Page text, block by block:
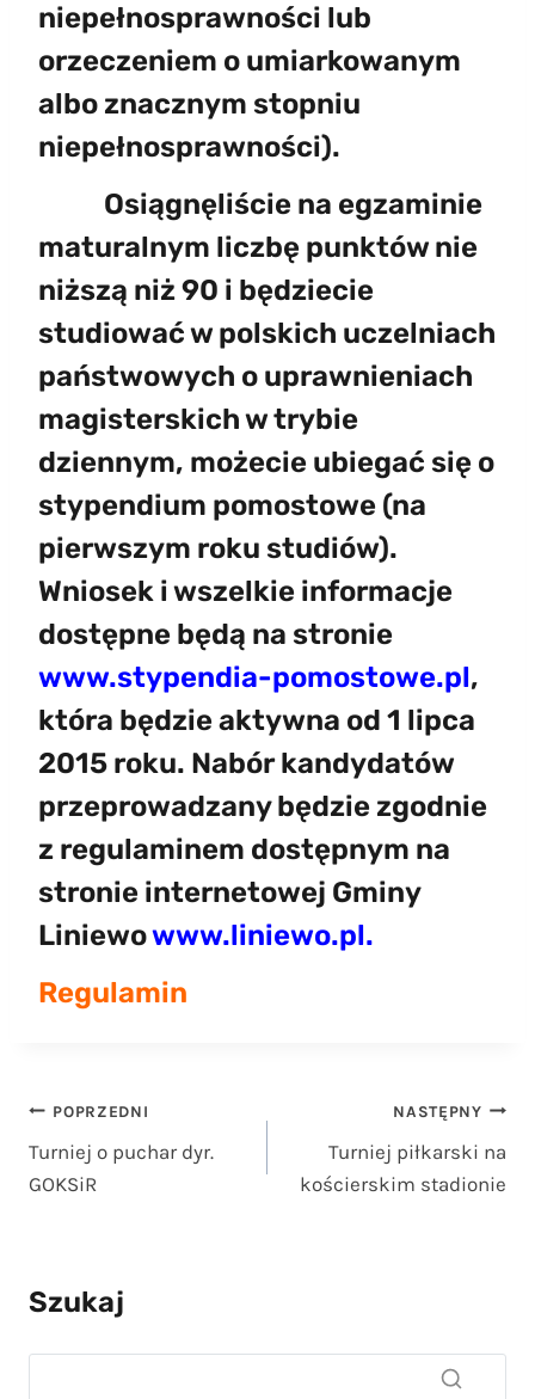
niepełnosprawności lub
orzeczeniem o umiarkowanym
albo znacznym stopniu
niepełnosprawności).
Osiągnęliście na egzaminie
maturalnym liczbę punktów nie
niższą niż 90 i będziecie
studiować w polskich uczelniach
państwowych o uprawnieniach
magisterskich w trybie
dziennym, możecie ubiegać się o
stypendium pomostowe (na
pierwszym roku studiów).
Wniosek i wszelkie informacje
dostępne będą na stronie
www.stypendia-pomostowe.pl,
która będzie aktywna od 1 lipca
2015 roku. Nabór kandydatów
przeprowadzany będzie zgodnie
z regulaminem dostępnym na
stronie internetowej Gminy
Liniewowww.liniewo.pl.
Regulamin
Nawigacja
wpisu
POPRZEDNI
Turniej o puchar dyr.
GOKSiR
NASTĘPNY
Turniej piłkarski na
kościerskim stadionie
Szukaj